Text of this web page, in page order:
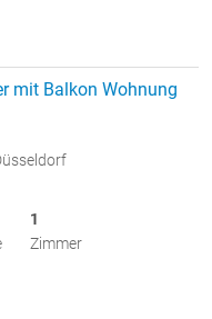
mit Balkon Wohnung
1
Zimmer